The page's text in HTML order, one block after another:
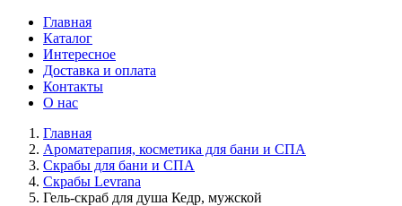
Главная
Каталог
Интересное
Доставка и оплата
Контакты
О нас
Главная
Ароматерапия, косметика для бани и СПА
Скрабы для бани и СПА
Скрабы Levrana
Гель-скраб для душа Кедр, мужской